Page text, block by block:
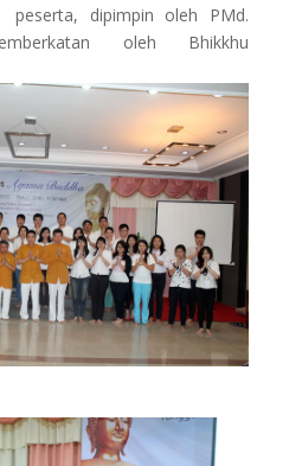
dipimpin oleh PMd.
oleh Bhikkhu